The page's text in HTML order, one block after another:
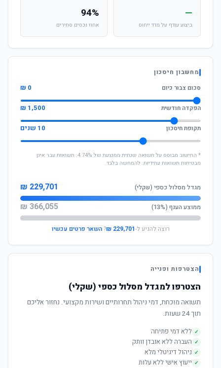
—
ביצוע עודף על מדד ייחוס
94%
אחוז נכסים סחירים
מחשבון חיסכון
סכום צבור כיום
0 ₪
הפקדה חודשית 1,500 ₪
תקופת חיסכון 10 שנים
* החישוב מבוסס על תשואה שנתית ממוצעת של 4.74%. תשואות עבר אינן
מבטיחות תשואות עתידיות. להמחשה בלבד.
מגדל מסלול כספי (שקלי) 229,701 ₪
ממוצע הענף (13%) 366,055 ₪
רוצה להגיע ל-229,701 ₪
?השאר פרטים עכשיו
הצטרפות ופנייה
הצטרפו למגדל מסלול כספי (שקלי)
תשואה מוכחת, דמי ניהול תחרותיים ושירות מקצועי. נחזור אליכם
תוך 24 שעות.
✓ ללא דמי פתיחה
✓ העברה ללא אובדן וותק
✓ ניהול דיגיטלי מלא
✓ ייעוץ אישי ללא עלות